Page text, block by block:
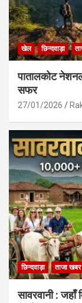
खेल छिन्दवाड़ा
पातालकोट
सफर
27/01/2026
छिन्दवाड़ा ताजा खबर
सावरवानी :